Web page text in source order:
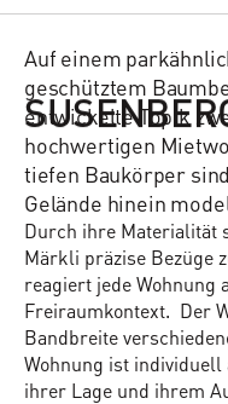
Auf einem
geschütztem
entwickelte Topik
hochwertigen
tiefen Baukörper
Gelände hinein
Durch ihre Materialität
Märkli präzise Bezüge
reagiert jede Wohnung
Freiraumkontext. Der
Bandbreite
Wohnung ist
ihrer Lage und ihrem